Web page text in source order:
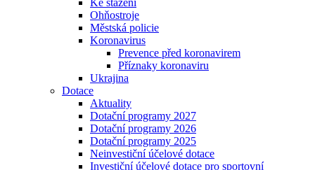
Ke stažení
Ohňostroje
Městská policie
Koronavirus
Prevence před koronavirem
Příznaky koronaviru
Ukrajina
Dotace
Aktuality
Dotační programy 2027
Dotační programy 2026
Dotační programy 2025
Neinvestiční účelové dotace
Investiční účelové dotace pro sportovní